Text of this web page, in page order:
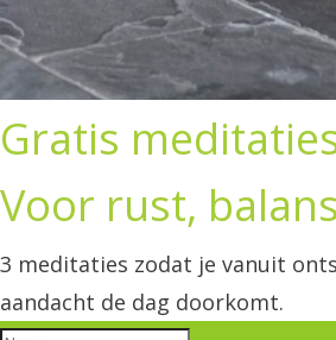
Gratis
Voor rust,
3 meditaties zodat je vanuit
aandacht de dag doorkomt.